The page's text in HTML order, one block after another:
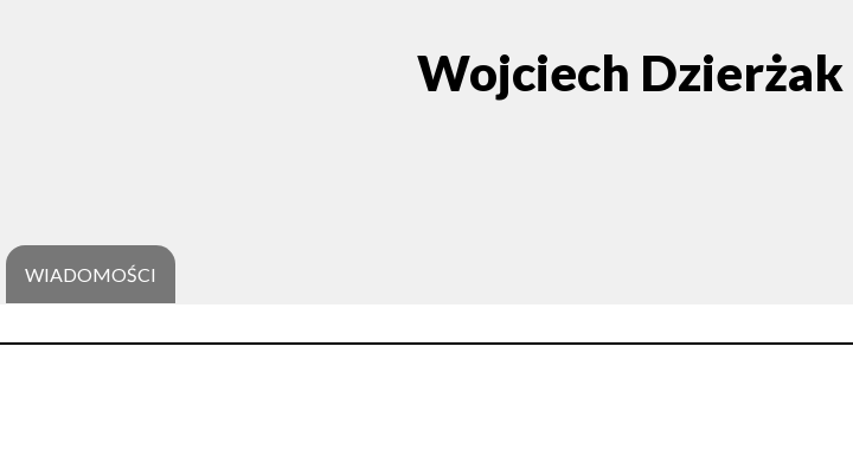
Wojciech Dzierżak
WIADOMOŚCI